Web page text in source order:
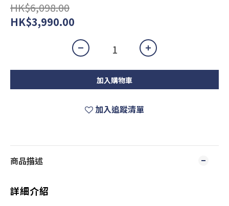
HK$6,098.00
HK$3,990.00
加入購物車
加入追蹤清單
商品描述
詳細介紹